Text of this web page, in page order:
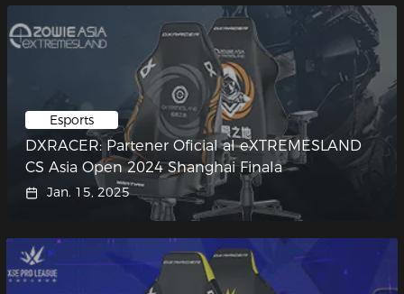
Esports
DXRACER: Partener Oficial al eXTREMESLAND
CS Asia Open 2024 Shanghai Finala
Jan. 15, 2025